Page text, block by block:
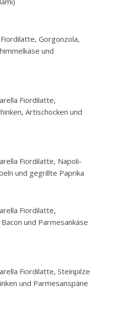
Gorgonzola,
und
Fiordilatte,
Artischocken und
Fiordilatte, Napoli-
und gegrillte Paprika
Fiordilatte,
und Parmesankäse
Fiordilatte, Steinpilze
und Parmesanspäne